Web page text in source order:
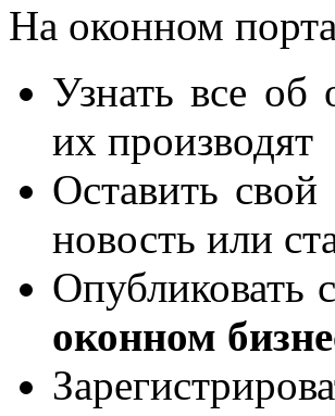
На оконном
Узнать все об
их производят
Оставить
новость или
Опубликовать
оконном